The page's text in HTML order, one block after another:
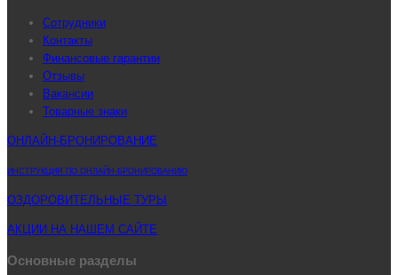
Сотрудники
Контакты
Финансовые гарантии
Отзывы
Вакансии
Товарные знаки
ОНЛАЙН-БРОНИРОВАНИЕ
ИНСТРУКЦИЯ ПО ОНЛАЙН-БРОНИРОВАНИЮ
ОЗДОРОВИТЕЛЬНЫЕ ТУРЫ
АКЦИИ НА НАШЕМ САЙТЕ
Основные разделы